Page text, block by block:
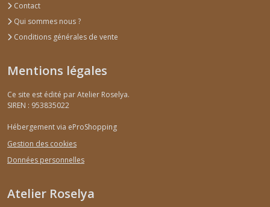
Contact
Qui sommes nous ?
Conditions générales de vente
Mentions légales
Ce site est édité par Atelier Roselya.
SIREN : 953835022
Hébergement via eProShopping
Gestion des cookies
Données personnelles
Atelier Roselya